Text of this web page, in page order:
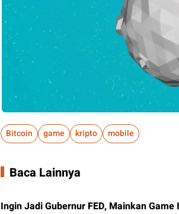
Bitcoin game kripto mobile
Baca Lainnya
Ingin Jadi Gubernur FED, Mainkan Game